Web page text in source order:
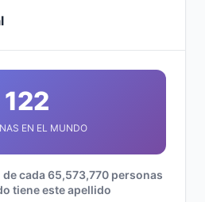
122
EN EL MUNDO
cada 65,573,770 personas
tiene este apellido